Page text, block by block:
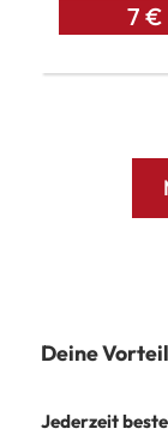
7€
Deine
Jederzeit